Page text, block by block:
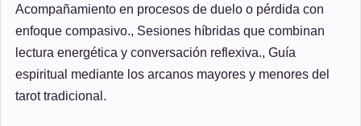
Acompañamiento en procesos de duelo o pérdida con
enfoque compasivo., Sesiones híbridas que combinan
lectura energética y conversación reflexiva., Guía
espiritual mediante los arcanos mayores y menores del
tarot tradicional.